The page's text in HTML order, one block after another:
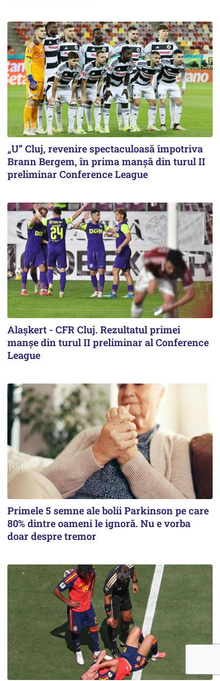
„U” Cluj, revenire spectaculoasă împotriva
Brann Bergem, în prima manșă din turul II
preliminar Conference League
Alaşkert - CFR Cluj. Rezultatul primei
manșe din turul II preliminar al Conference
League
Primele 5 semne ale bolii Parkinson pe care
80% dintre oameni le ignoră. Nu e vorba
doar despre tremor